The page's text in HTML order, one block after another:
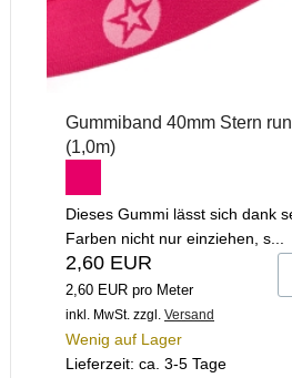
Gummiband 40mm Stern
(1,0m)
Dieses Gummi lässt sich dank
Farben nicht nur einziehen, s...
2,60 EUR
2,60 EUR pro Meter
inkl. MwSt. zzgl. Versand
Wenig auf Lager
Lieferzeit: ca. 3-5 Tage